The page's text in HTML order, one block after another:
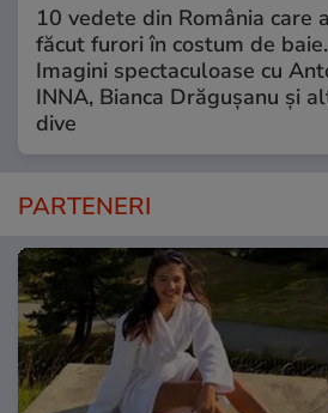
10 vedete din România care
făcut furori în costum de baie.
Imagini spectaculoase cu
INNA, Bianca Drăgușanu și
dive
PARTENERI